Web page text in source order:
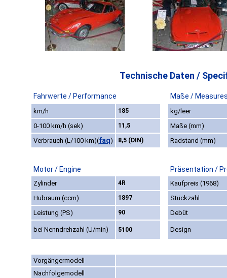
Technische Daten /
Fahrwerte / Performance Maße /
km/h 185
kg/leer
0-100 km/h (sek)
11,5
Maße (mm)
Verbrauch (L/100 km)(faq) 8,5 (DIN) Radstand (mm)
Motor / Engine Präsentation /
Zylinder 4R
Kaufpreis (1968)
Hubraum (ccm)
1897
Stückzahl
Leistung (PS)
90 Debüt
bei Nenndrehzahl (U/min) 5100 Design
Vorgängermodell
Nachfolgemodell